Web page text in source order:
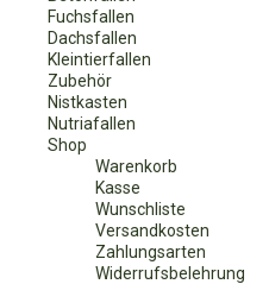
Fuchsfallen
Dachsfallen
Kleintierfallen
Zubehör
Nistkasten
Nutriafallen
Shop
Warenkorb
Kasse
Wunschliste
Versandkosten
Zahlungsarten
Widerrufsbelehrung